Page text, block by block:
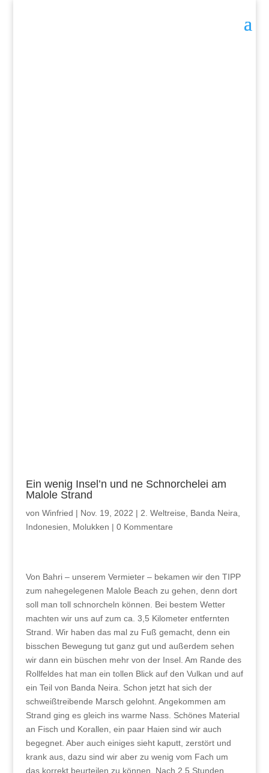
Ein wenig Insel’n und ne Schnorchelei am
Malole Strand
von Winfried | Nov. 19, 2022 | 2. Weltreise Banda Neira
Indonesien
Molukken | 0 Kommentare
Von Bahri – unserem Vermieter – bekamen wir den TIPP
zum nahegelegenen Malole Beach zu gehen, denn dort
soll man toll schnorcheln können. Bei bestem Wetter
machten wir uns auf zum ca. 3,5 Kilometer entfernten
Strand. Wir haben das mal zu Fuß gemacht, denn ein
bisschen Bewegung tut ganz gut und außerdem sehen
wir dann ein büschen mehr von der Insel. Am Rande des
Rollfeldes hat man ein tollen Blick auf den Vulkan und auf
ein Teil von Banda Neira. Schon jetzt hat sich der
schweißtreibende Marsch gelohnt. Angekommen am
Strand ging es gleich ins warme Nass. Schönes Material
an Fisch und Korallen, ein paar Haien sind wir auch
begegnet. Aber auch einiges sieht kaputt, zerstört und
krank aus, dazu sind wir aber zu wenig vom Fach um
das korrekt beurteilen zu können. Nach 2,5 Stunden